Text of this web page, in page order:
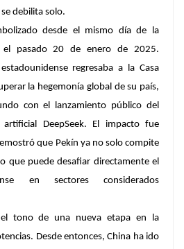
debilita solo.
desde el mismo día de la
el pasado 20 de enero de 2025.
regresaba a la Casa
la hegemonía global de su país,
con el lanzamiento público del
DeepSeek. El impacto fue
que Pekín ya no solo compite
que puede desafiar directamente el
en sectores considerados
tono de una nueva etapa en la
Desde entonces, China ha ido